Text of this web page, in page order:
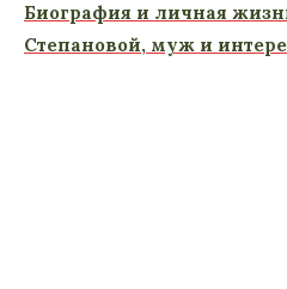
Биография и личная
Степановой, муж и